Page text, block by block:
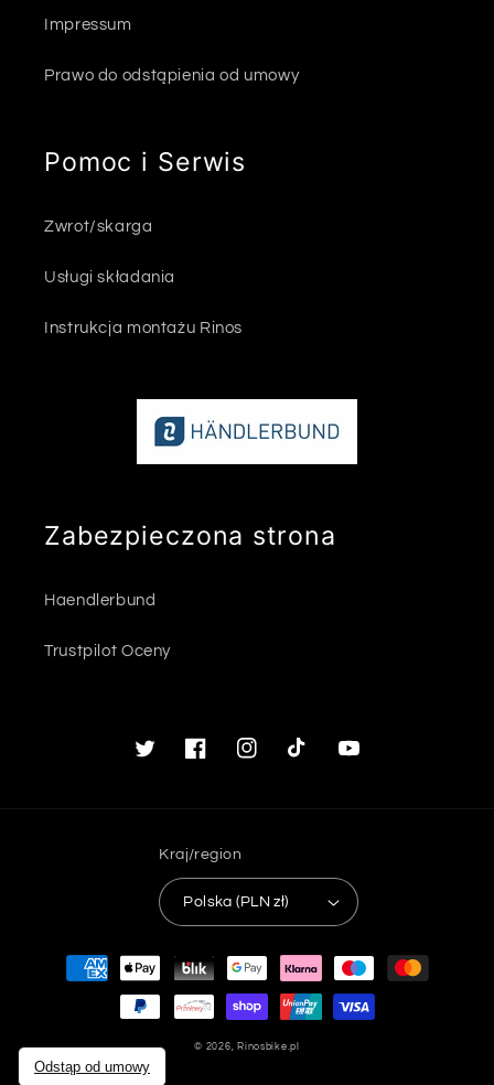
Impressum
Prawo do odstąpienia od umowy
Pomoc i Serwis
Zwrot/skarga
Usługi składania
Instrukcja montażu Rinos
Zabezpieczona strona
Haendlerbund
Trustpilot Oceny
TwitterFacebookInstagramTikTok Youtube
Kraj/region
Polska (PLN zł)
Metody
płatności
© 2026, Rinosbike.pl
Odstąp od umowy